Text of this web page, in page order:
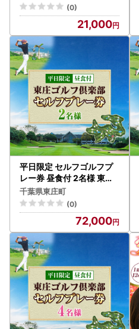
(0)
21,000
平日限定 セルフゴルフプ
レー券 昼食付 2名様 東庄
ゴルフ倶楽部 ゴルフ
千葉県東庄町
(0)
72,000